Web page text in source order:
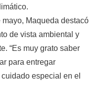
Maqueda destacó
de vista ambiental y
“Es muy grato saber
para entregar
especial en el